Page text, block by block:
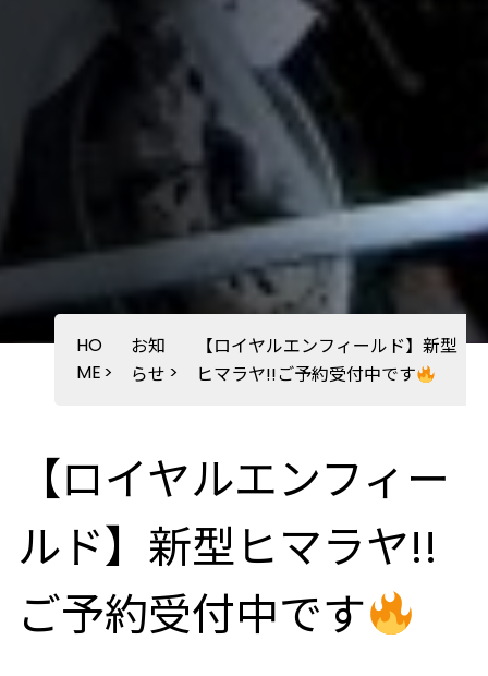
HO
ME>
お知
らせ >
【ロイヤルエンフィールド】新型
ヒマラヤ!!ご予約受付中です
【ロイヤルエンフィー
ルド】新型ヒマラヤ!!
ご予約受付中です